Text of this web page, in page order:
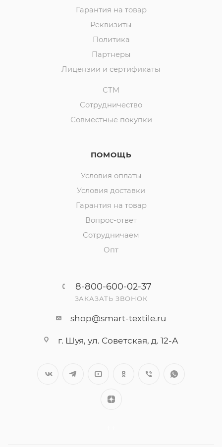
Гарантия на товар
Реквизиты
Политика
Партнеры
Лицензии и сертификаты
СТМ
Сотрудничество
Совместные покупки
ПОМОЩЬ
Условия оплаты
Условия доставки
Гарантия на товар
Вопрос-ответ
Сотрудничаем
Опт
8-800-600-02-37
ЗАКАЗАТЬ ЗВОНОК
shop@smart-textile.ru
г. Шуя, ул. Советская, д. 12-А